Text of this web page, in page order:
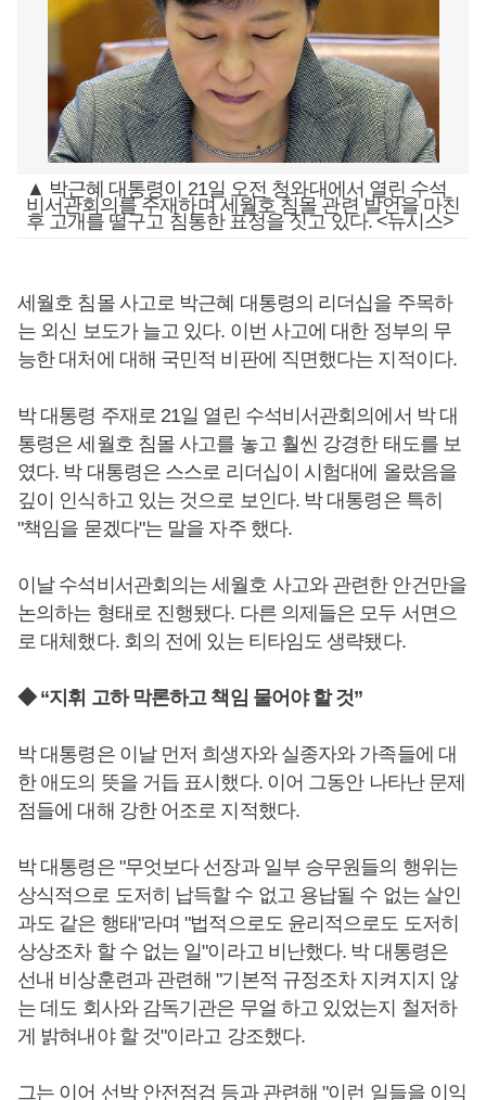
▲ 박근혜 대통령이 21일 오전 청와대에서 열린 수석
비서관회의를 주재하며 세월호 침몰 관련 발언을 마친
후 고개를 떨구고 침통한 표정을 짓고 있다. <뉴시스>
세월호 침몰 사고로 박근혜 대통령의 리더십을 주목하
는 외신 보도가 늘고 있다. 이번 사고에 대한 정부의 무
능한 대처에 대해 국민적 비판에 직면했다는 지적이다.
박 대통령 주재로 21일 열린 수석비서관회의에서 박 대
통령은 세월호 침몰 사고를 놓고 훨씬 강경한 태도를 보
였다. 박 대통령은 스스로 리더십이 시험대에 올랐음을
깊이 인식하고 있는 것으로 보인다. 박 대통령은 특히
"책임을 묻겠다"는 말을 자주 했다.
이날 수석비서관회의는 세월호 사고와 관련한 안건만을
논의하는 형태로 진행됐다. 다른 의제들은 모두 서면으
로 대체했다. 회의 전에 있는 티타임도 생략됐다.
◆ “지휘 고하 막론하고 책임 물어야 할 것”
박 대통령은 이날 먼저 희생자와 실종자와 가족들에 대
한 애도의 뜻을 거듭 표시했다. 이어 그동안 나타난 문제
점들에 대해 강한 어조로 지적했다.
박 대통령은 "무엇보다 선장과 일부 승무원들의 행위는
상식적으로 도저히 납득할 수 없고 용납될 수 없는 살인
과도 같은 행태"라며 "법적으로도 윤리적으로도 도저히
상상조차 할 수 없는 일"이라고 비난했다. 박 대통령은
선내 비상훈련과 관련해 "기본적 규정조차 지켜지지 않
는 데도 회사와 감독기관은 무얼 하고 있었는지 철저하
게 밝혀내야 할 것"이라고 강조했다.
그는 이어 선박 안전점검 등과 관련해 "이런 일들을 이익